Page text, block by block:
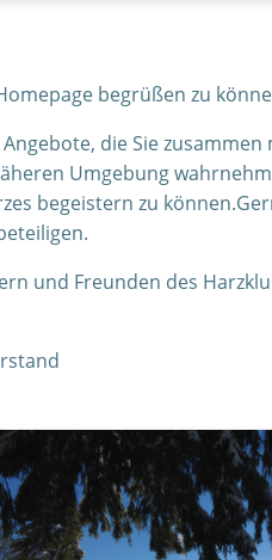
begrüßen zu
die Sie
Umgebung
begeistern zu
und Freunden des